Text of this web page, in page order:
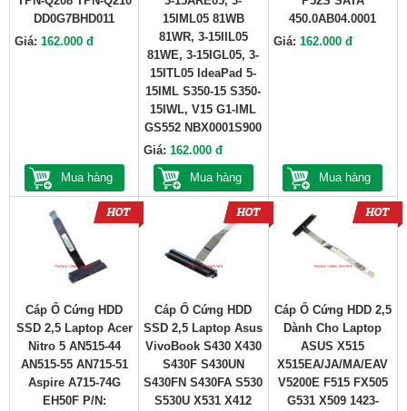
DD0G7BHD011
Giá: 162.000 đ
Mua hàng
15IML05 81WB
81WR, 3-15IIL05
81WE, 3-15IGL05, 3-
15ITL05 IdeaPad 5-
15IML S350-15 S350-
15IWL, V15 G1-IML
GS552 NBX0001S900
Giá:162.000 đ
Mua hàng
450.0AB04.0001
Giá: 162.000 đ
Mua hàng
Cáp Ổ Cứng HDD
SSD 2,5 Laptop Acer
Nitro 5 AN515-44
AN515-55 AN715-51
Aspire A715-74G
EH50F P/N:
Cáp Ổ Cứng HDD
SSD 2,5 Laptop Asus
VivoBook S430 X430
S430F S430UN
S430FN S430FA S530
S530U X531 X412
Cáp Ổ Cứng HDD 2,5
Dành Cho Laptop
ASUS X515
X515EA/JA/MA/EAV
V5200E F515 FX505
G531 X509 1423-